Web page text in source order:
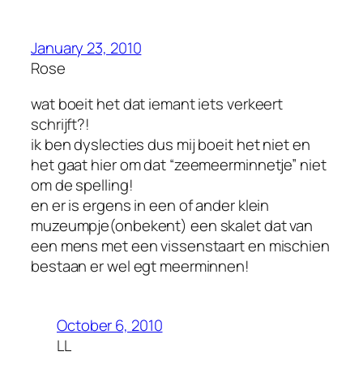
January 23, 2010
Rose
wat boeit het dat iemant iets verkeert
schrijft?!
ik ben dyslecties dus mij boeit het niet en
het gaat hier om dat “zeemeerminnetje” niet
om de spelling!
en er is ergens in een of ander klein
muzeumpje(onbekent) een skalet dat van
een mens met een vissenstaart en mischien
bestaan er wel egt meerminnen!
October 6, 2010
LL